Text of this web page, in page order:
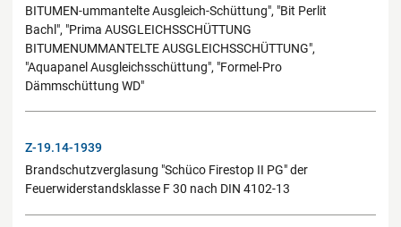
BITUMEN-ummantelte Ausgleich-Schüttung", "Bit Perlit
Bachl", "Prima AUSGLEICHSSCHÜTTUNG
BITUMENUMMANTELTE AUSGLEICHSSCHÜTTUNG",
"Aquapanel Ausgleichsschüttung", "Formel-Pro
Dämmschüttung WD"
Z-19.14-1939
Brandschutzverglasung "Schüco Firestop II PG" der
Feuerwiderstandsklasse F 30 nach DIN 4102-13